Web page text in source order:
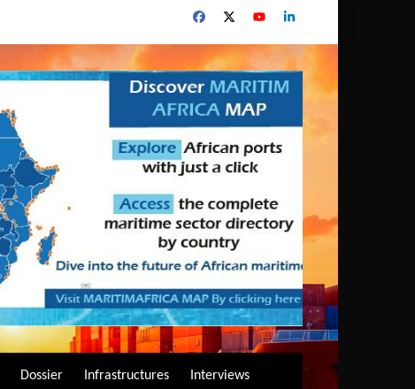
Dossier Infrastructures Interviews